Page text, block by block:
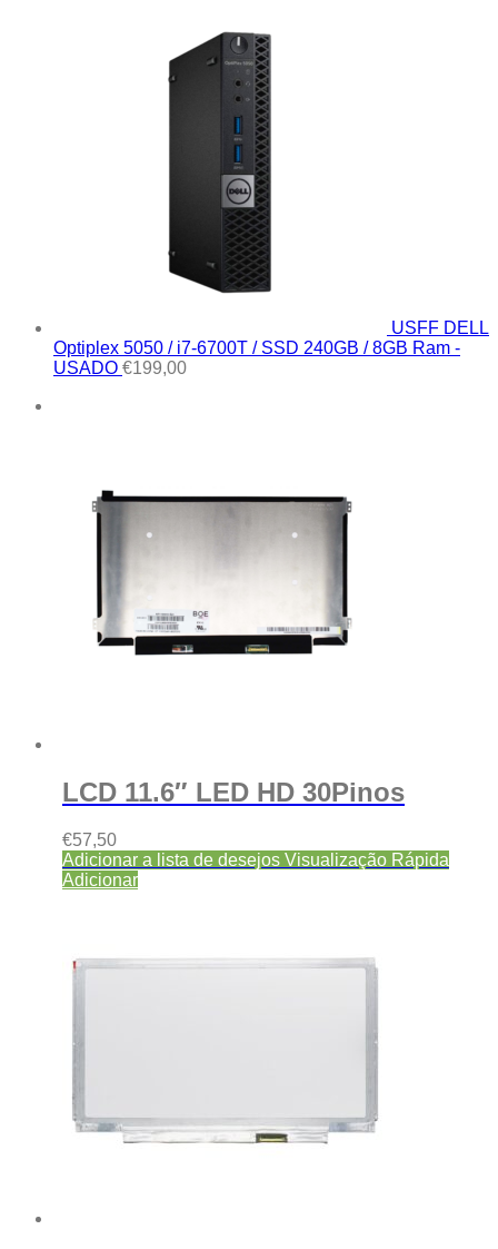
USFF DELL
Optiplex 5050 / i7-6700T / SSD 240GB / 8GB Ram -
USADO €199,00
LCD 11.6″ LED HD 30Pinos
€57,50
Adicionar a lista de desejos Visualização Rápida
Adicionar